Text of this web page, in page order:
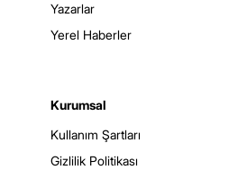
Yazarlar
Yerel Haberler
Kurumsal
Kullanım Şartları
Gizlilik Politikası